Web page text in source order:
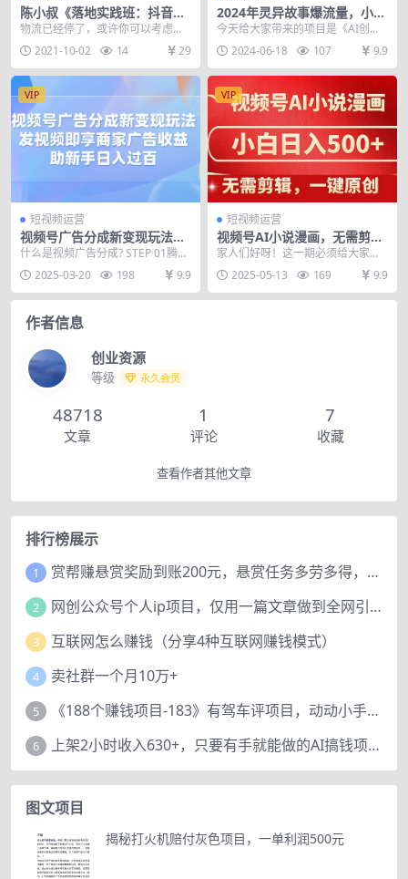
陈小叔《落地实践班：抖音流
量引流+抖音变现》
物流已经停了，或许你可以考虑下
抖音（短视频）引流变现玩法，通
过给人引流变现到打造...
2021-10-02 14 29
2024年灵异故事爆流量，小白
轻松上手，副业的绝佳选择，
轻松月入过万
今天给大家带来的项目是《AI创作
灵异故事视频，创作者分成，2024
年灵异故事爆流...
2024-06-18 107 9.9
VIP
短视频运营
视频号广告分成新变现玩法：
发视频即享商家广告收益，助
什么是视频广告分成? STEP 01腾讯
项目 安全可靠 就是在你每天用的微
信视频...
2025-03-20 198 9.9
VIP
短视频运营
视频号AI小说漫画，无需剪
辑，一键洗稿原创，小白日入
家人们好呀！这一期必须给大家安
利一个超棒的福利——视频号分成
者计划漫画小说全新A...
2025-05-13 169 9.9
作者信息
创业资源
等级 永久会员
48718
文章
1
评论
7
收藏
查看作者其他文章
排行榜展示
1 赏帮赚悬赏奖励到账200元，悬赏任务多劳多得，人人可做。
2 网创公众号个人ip项目，仅用一篇文章做到全网引流！
3 互联网怎么赚钱（分享4种互联网赚钱模式）
4 卖社群一个月10万+
5 《188个赚钱项目-183》有驾车评项目，动动小手，复制粘贴赚44元！
6 上架2小时收入630+，只要有手就能做的AI搞钱项目，奶奶看完都能学会!
图文项目
揭秘打火机赔付灰色项目，一单利润500元